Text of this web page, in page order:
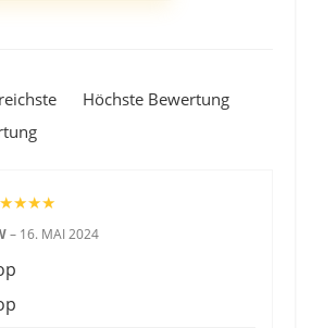
Höchste Bewertung
★★★★
– 16. MAI 2024